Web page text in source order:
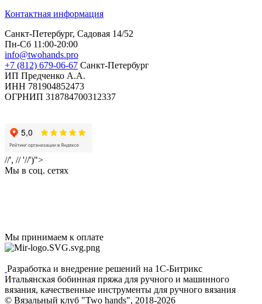
Контактная информация
Санкт-Петербург, Садовая 14/52
Пн-Сб 11:00-20:00
info@twohands.pro
+7 (812) 679-06-67 Санкт-Петербург
ИП Предченко А.А.
ИНН 781904852473
ОГРНИП 318784700312337
//', // '//')">
Мы в соц. сетях
Мы принимаем к оплате
Разработка и внедрение решений на 1С-Битрикс
Итальянская бобинная пряжа для ручного и машинного
вязания, качественные инструменты для ручного вязания
© Вязальный клуб "Two hands", 2018-2026